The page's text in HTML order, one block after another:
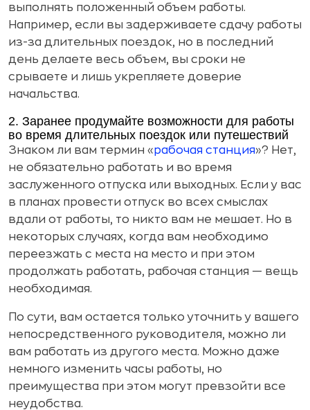
выполнять положенный объем работы.
Например, если вы задерживаете сдачу работы
из-за длительных поездок, но в последний
день делаете весь объем, вы сроки не
срываете и лишь укрепляете доверие
начальства.
2. Заранее продумайте возможности для работы
во время длительных поездок или путешествий
Знаком ли вам термин «рабочая станция»? Нет,
не обязательно работать и во время
заслуженного отпуска или выходных. Если у вас
в планах провести отпуск во всех смыслах
вдали от работы, то никто вам не мешает. Но в
некоторых случаях, когда вам необходимо
переезжать с места на место и при этом
продолжать работать, рабочая станция — вещь
необходимая.
По сути, вам остается только уточнить у вашего
непосредственного руководителя, можно ли
вам работать из другого места. Можно даже
немного изменить часы работы, но
преимущества при этом могут превзойти все
неудобства.